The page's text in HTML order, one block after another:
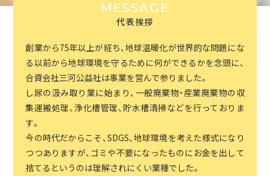
MESSAGE
代表挨拶
創業から75年以上が経ち、地球温暖化が世界的な問題にな
る以前から地球環境を守るために何ができるかを念頭に、
合資会社三河公益社は事業を営んで参りました。
し尿の汲み取り業に始まり、一般廃棄物・産業廃棄物の収
集運搬処理、浄化槽管理、貯水槽清掃などを行っておりま
す。
今の時代だからこそ、SDGS、地球環境を考えた様式になり
つつありますが、ゴミや不要になったものにお金を出して
捨てるというのは理解されにくい業種でした。